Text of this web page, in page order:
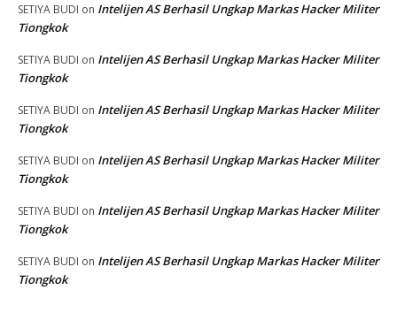
SETIYA BUDI on Intelijen AS Berhasil Ungkap Markas Hacker Militer
Tiongkok
SETIYA BUDI on Intelijen AS Berhasil Ungkap Markas Hacker Militer
Tiongkok
SETIYA BUDI on Intelijen AS Berhasil Ungkap Markas Hacker Militer
Tiongkok
SETIYA BUDI on Intelijen AS Berhasil Ungkap Markas Hacker Militer
Tiongkok
SETIYA BUDI on Intelijen AS Berhasil Ungkap Markas Hacker Militer
Tiongkok
SETIYA BUDI on Intelijen AS Berhasil Ungkap Markas Hacker Militer
Tiongkok